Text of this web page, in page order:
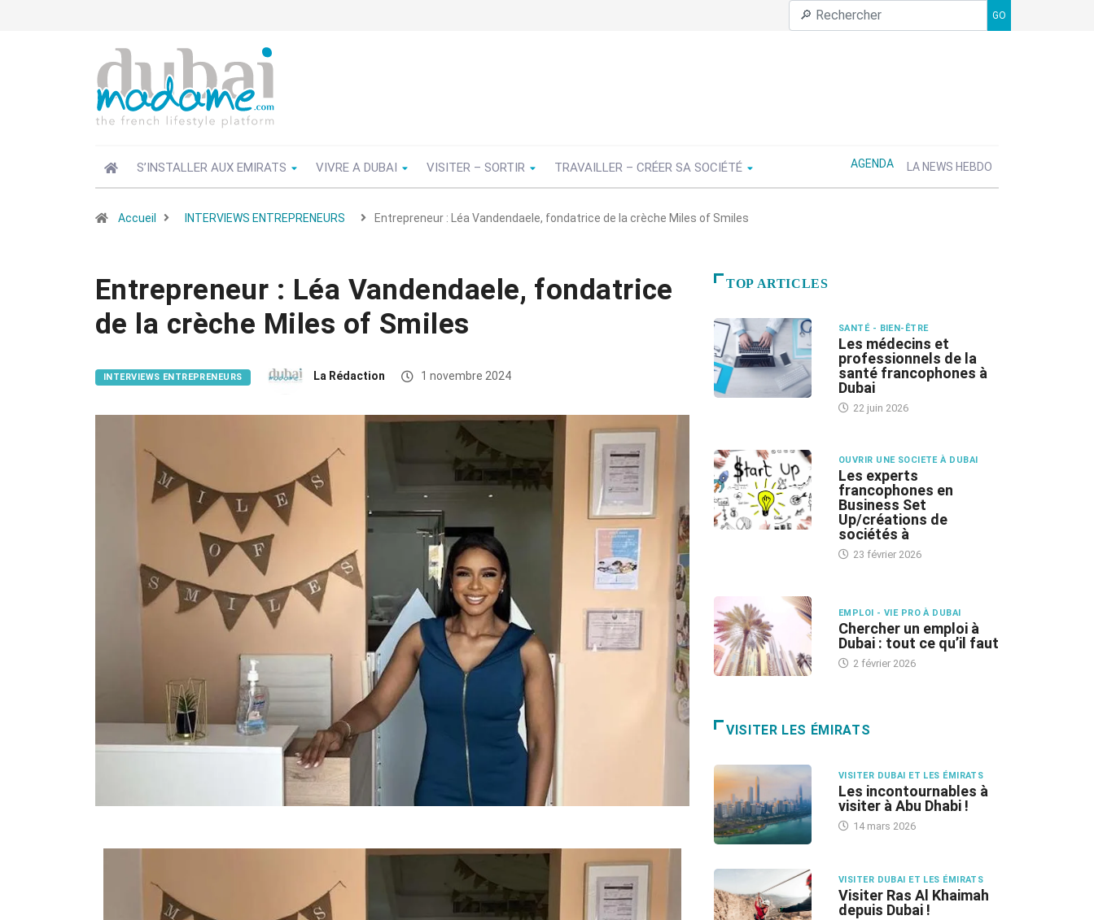
GO
S’INSTALLER AUX EMIRATS VIVRE A DUBAI VISITER – SORTIR TRAVAILLER – CRÉER SA SOCIÉTÉ AGENDA LA NEWS HEBDO
Accueil INTERVIEWS ENTREPRENEURS Entrepreneur : Léa Vandendaele, fondatrice de la crèche Miles of Smiles
Entrepreneur : Léa Vandendaele, fondatrice
de la crèche Miles of Smiles
INTERVIEWS ENTREPRENEURS La Rédaction 1 novembre 2024
TOP ARTICLES
SANTÉ - BIEN-ÊTRE
Les médecins et
professionnels de la
santé francophones à
Dubai
22 juin 2026
OUVRIR UNE SOCIETE À DUBAI
Les experts
francophones en
Business Set
Up/créations de
sociétés à
23 février 2026
EMPLOI - VIE PRO À DUBAI
Chercher un emploi à
Dubai : tout ce qu’il faut
2 février 2026
VISITER LES ÉMIRATS
VISITER DUBAI ET LES ÉMIRATS
Les incontournables à
visiter à Abu Dhabi !
14 mars 2026
VISITER DUBAI ET LES ÉMIRATS
Visiter Ras Al Khaimah
depuis Dubai !